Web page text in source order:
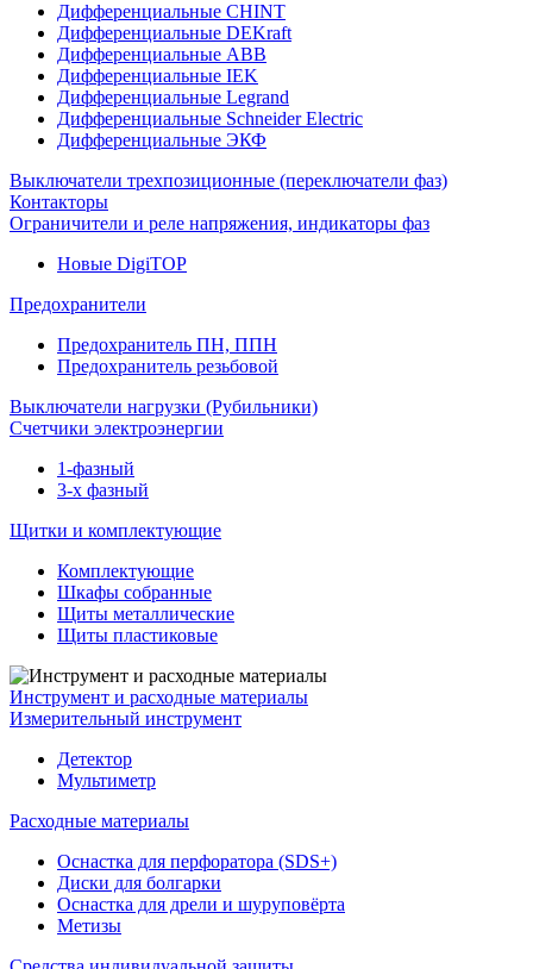
Дифференциальные CHINT
Дифференциальные DEKraft
Дифференциальные ABB
Дифференциальные IEK
Дифференциальные Legrand
Дифференциальные Schneider Electric
Дифференциальные ЭКФ
Выключатели трехпозиционные (переключатели фаз)
Контакторы
Ограничители и реле напряжения, индикаторы фаз
Новые DigiTOP
Предохранители
Предохранитель ПН, ППН
Предохранитель резьбовой
Выключатели нагрузки (Рубильники)
Счетчики электроэнергии
1-фазный
3-х фазный
Щитки и комплектующие
Комплектующие
Шкафы собранные
Щиты металлические
Щиты пластиковые
Инструмент и расходные материалы
Измерительный инструмент
Детектор
Мультиметр
Расходные материалы
Оснастка для перфоратора (SDS+)
Диски для болгарки
Оснастка для дрели и шуруповёрта
Метизы